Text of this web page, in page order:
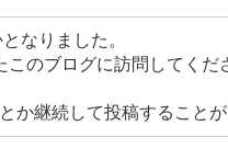
なりました。
このブログに訪問してくだ
か継続して投稿することが